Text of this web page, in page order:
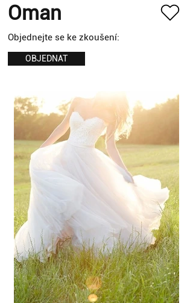
Oman
Objednejte se ke zkoušení:
OBJEDNAT